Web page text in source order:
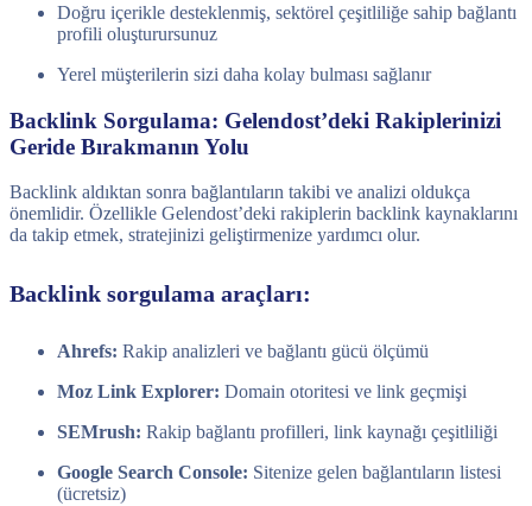
Doğru içerikle desteklenmiş, sektörel çeşitliliğe sahip bağlantı
profili oluşturursunuz
Yerel müşterilerin sizi daha kolay bulması sağlanır
Backlink Sorgulama: Gelendost’deki Rakiplerinizi
Geride Bırakmanın Yolu
Backlink aldıktan sonra bağlantıların takibi ve analizi oldukça
önemlidir. Özellikle Gelendost’deki rakiplerin backlink kaynaklarını
da takip etmek, stratejinizi geliştirmenize yardımcı olur.
Backlink sorgulama araçları:
Ahrefs: Rakip analizleri ve bağlantı gücü ölçümü
Moz Link Explorer: Domain otoritesi ve link geçmişi
SEMrush: Rakip bağlantı profilleri, link kaynağı çeşitliliği
Google Search Console: Sitenize gelen bağlantıların listesi
(ücretsiz)